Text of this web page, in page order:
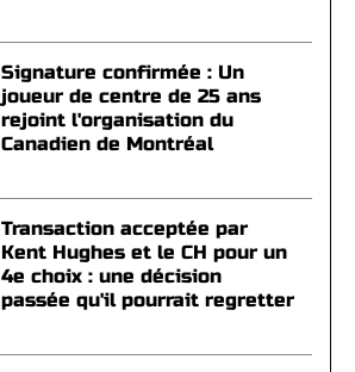
Signature confirmée : Un
joueur de centre de 25 ans
rejoint l'organisation du
Canadien de Montréal
Transaction acceptée par
Kent Hughes et le CH pour un
4e choix : une décision
passée qu'il pourrait regretter